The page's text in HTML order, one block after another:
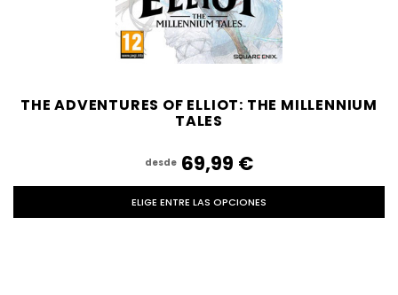
THE ADVENTURES OF ELLIOT: THE MILLENNIUM
TALES
desde 69,99‎ ‎€
ELIGE ENTRE LAS OPCIONES